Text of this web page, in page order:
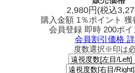
2,980円(税込
購入金額 1％ポイント 獲
会員登録 即時 200ポイ
会員割引価格
度数選択※印は